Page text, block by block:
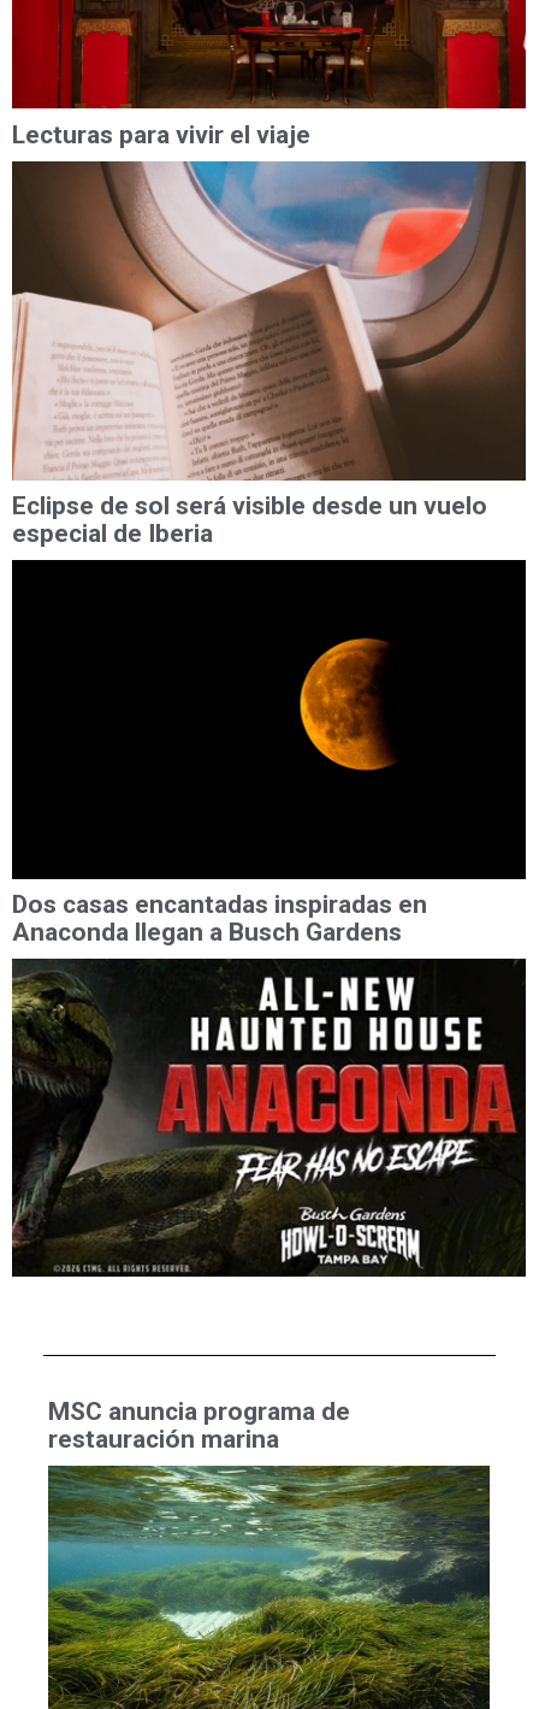
Lecturas para vivir el viaje
Eclipse de sol será visible desde un vuelo
especial de Iberia
Dos casas encantadas inspiradas en
Anaconda llegan a Busch Gardens
MSC anuncia programa de
restauración marina